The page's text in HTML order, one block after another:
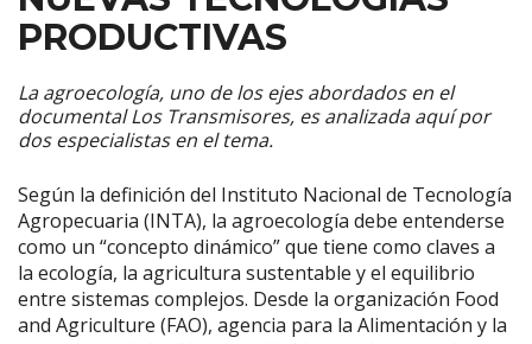
SEÑAL
PRODUCTIVAS
La agroecología, uno de los ejes abordados en el
documental Los Transmisores, es analizada aquí por
dos especialistas en el tema.
Según la definición del Instituto Nacional de Tecnología
Agropecuaria (INTA), la agroecología debe entenderse
como un “concepto dinámico” que tiene como claves a
la ecología, la agricultura sustentable y el equilibrio
entre sistemas complejos. Desde la organización Food
and Agriculture (FAO), agencia para la Alimentación y la